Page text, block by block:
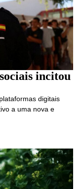
incitou
digitais
a uma nova e